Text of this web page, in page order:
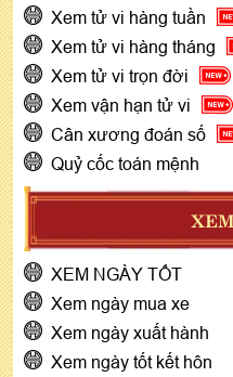
Xem tử vi hàng tuần
Xem tử vi hàng tháng
Xem tử vi trọn đời
Xem vận hạn tử vi
Cân xương đoán số
Quỷ cốc toán mệnh
XEM NGÀY TỐT
Xem ngày mua xe
Xem ngày xuất hành
Xem ngày tốt kết hôn